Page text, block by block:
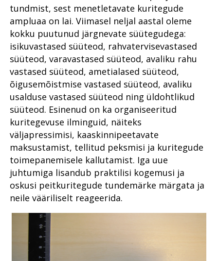
Viru ringkonnaprokuratuur
Lõuna ringkonnaprokuratuur
Lääne ringkonnaprokuratuur
2018 riigiprokuratuuri
süüdistusosakonnas
2018 riigiprokuratuuri
järelevalveosakonnas
Prokuratuuri aasta numbrites
Millised on kõige mõjukamad
lood?
Rahvusvaheline koostöö
Prokuratuuri aastaraamat
tunnevad
Millest räägivad
õigeksmõistvad
kohtuotsused?
Laiaulatusliku vargusteahela
lahtiharutamine Viljandimaal
Peitkuritegevus turvalises
Pärnus on prokuratuurile
väljakutse
Juhuslik vihje viis südametu
kotijooksja tabamiseni
Aasta prokurör ja aasta
ametnik
Prokuratuuri personalitöö
Rahvusvaheline koostöö
tundmist, sest menetletavate kuritegude
ampluaa on lai. Viimasel neljal aastal oleme
kokku puutunud järgnevate süütegudega:
isikuvastased süüteod, rahvatervisevastased
süüteod, varavastased süüteod, avaliku rahu
vastased süüteod, ametialased süüteod,
õigusemõistmise vastased süüteod, avaliku
usalduse vastased süüteod ning üldohtlikud
süüteod. Esinenud on ka organiseeritud
kuritegevuse ilminguid, näiteks
väljapressimisi, kaaskinnipeetavate
maksustamist, tellitud peksmisi ja kuritegude
toimepanemisele kallutamist. Iga uue
juhtumiga lisandub praktilisi kogemusi ja
oskusi peitkuritegude tundemärke märgata ja
neile vääriliselt reageerida.